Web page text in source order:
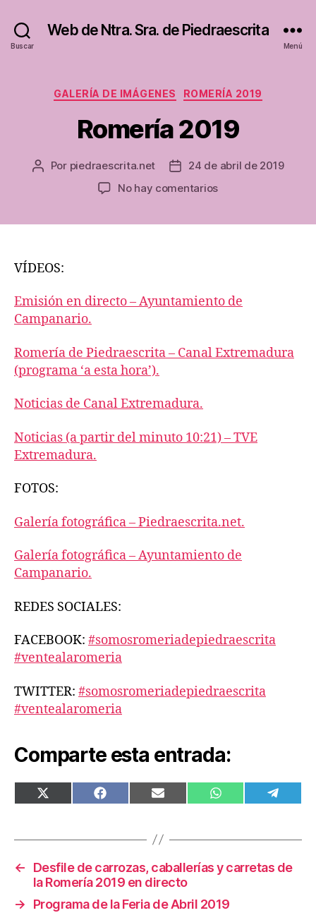
Buscar
Web de Ntra. Sra. de Piedraescrita
Menú
Categorías
GALERÍA DE IMÁGENES ROMERÍA 2019
Romería 2019
Autor
Por piedraescrita.net
Fecha24 de abril de 2019
No hay comentariosen
VÍDEOS:
Emisión en directo – Ayuntamiento de
Campanario.
Romería de Piedraescrita – Canal Extremadura
(programa ‘a esta hora’).
Noticias de Canal Extremadura.
Noticias (a partir del minuto 10:21) – TVE
Extremadura.
FOTOS:
Galería fotográfica – Piedraescrita.net.
Galería fotográfica – Ayuntamiento de
Campanario.
REDES SOCIALES:
FACEBOOK: #somosromeriadepiedraescrita
#ventealaromeria
TWITTER: #somosromeriadepiedraescrita
#ventealaromeria
Comparte esta entrada:
COMPARTIR
EN
COMPARTIR
EN
COMPARTIR
EN
COMPARTIR
EN EN
←
Desfile de carrozas, caballerías y carretas de
la Romería 2019 en directo
→
Programa de la Feria de Abril 2019